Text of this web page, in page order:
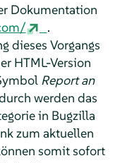
Dokumentation
.
dieses Vorgangs
HTML-Version
Report an
werden das
in Bugzilla
zum aktuellen
somit sofort